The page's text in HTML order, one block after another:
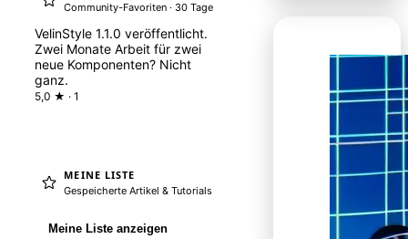
Community-Favoriten · 30 Tage
VelinStyle 1.1.0 veröffentlicht.
Zwei Monate Arbeit für zwei
neue Komponenten? Nicht
ganz.
5,0 ★ · 1
MEINE LISTE
Gespeicherte Artikel & Tutorials
Meine Liste anzeigen